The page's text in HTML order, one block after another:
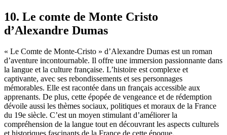
10. Le comte de Monte Cristo
d’Alexandre Dumas
« Le Comte de Monte-Cristo » d’Alexandre Dumas est un roman
d’aventure incontournable. Il offre une immersion passionnante dans
la langue et la culture française. L’histoire est complexe et
captivante, avec ses rebondissements et ses personnages
mémorables. Elle est racontée dans un français accessible aux
apprenants. De plus, cette épopée de vengeance et de rédemption
dévoile aussi les thèmes sociaux, politiques et moraux de la France
du 19e siècle. C’est un moyen stimulant d’améliorer la
compréhension de la langue tout en découvrant les aspects culturels